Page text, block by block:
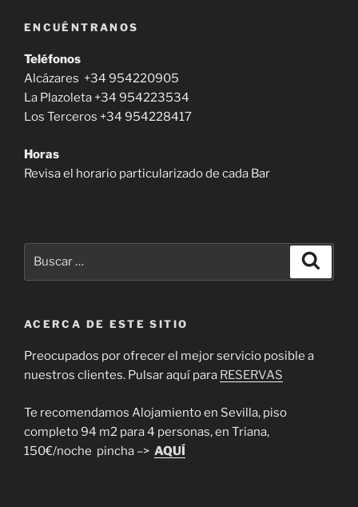
ENCUÉNTRANOS
Teléfonos
Alcázares +34 954220905
La Plazoleta +34 954223534
Los Terceros +34 954228417
Horas
Revisa el horario particularizado de cada Bar
ACERCA DE ESTE SITIO
Preocupados por ofrecer el mejor servicio posible a
nuestros clientes. Pulsar aquí para RESERVAS
Te recomendamos Alojamiento en Sevilla, piso
completo 94 m2 para 4 personas, en Triana,
150€/noche pincha –> AQUÍ